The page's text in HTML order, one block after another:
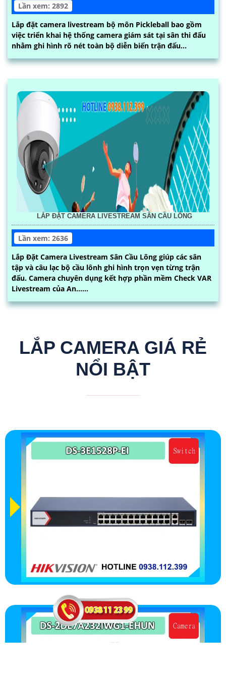
Lần xem: 2892
Lắp đặt camera livestream bộ môn Pickleball bao gồm
việc triển khai hệ thống camera giám sát tại sân thi đấu
nhằm ghi hình rõ nét toàn bộ diễn biến trận đấu...
LẮP ĐẶT CAMERA LIVESTREAM SÂN CẦU LÔNG
Lần xem: 2636
Lắp Đặt Camera Livestream Sân Cầu Lông giúp các sân
tập và câu lạc bộ cầu lônh ghi hình trọn vẹn từng trận
đấu. Camera chuyên dụng kết hợp phần mềm Check VAR
Livestream của An......
LẮP CAMERA GIÁ RẺ
NỔI BẬT